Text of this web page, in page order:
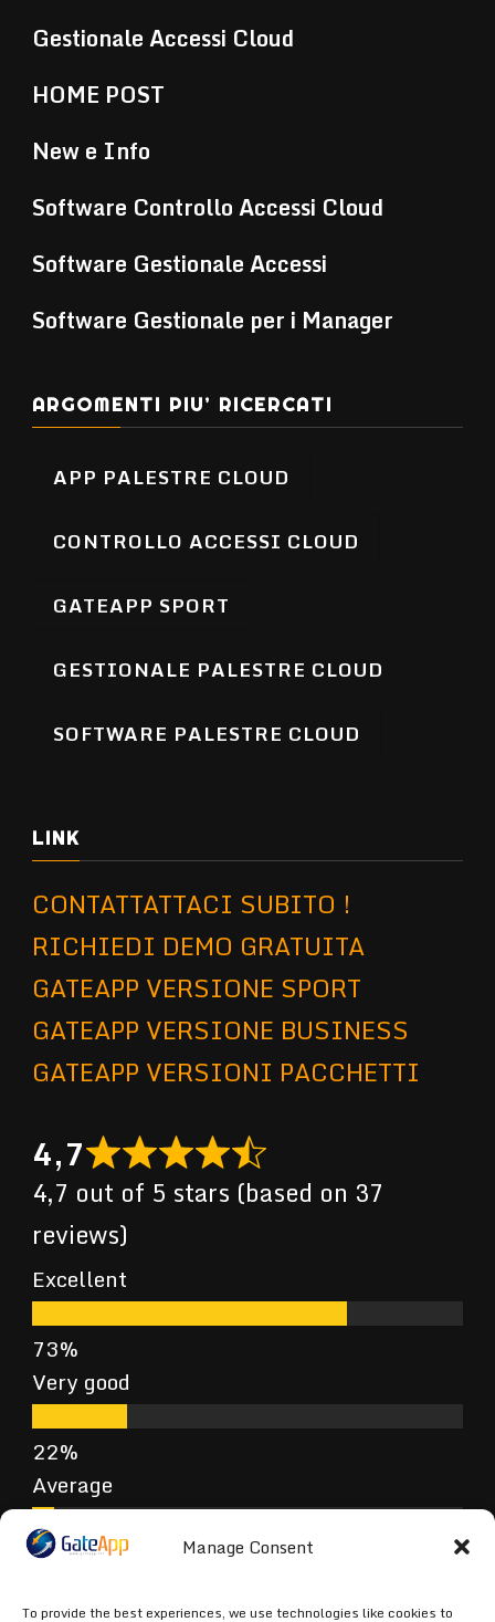
Manage Consent
To provide the best experiences, we use technologies like cookies to
Gestionale Accessi Cloud
HOME POST
New e Info
Software Controllo Accessi Cloud
Software Gestionale Accessi
Software Gestionale per i Manager
ARGOMENTI PIU’ RICERCATI
APP PALESTRE CLOUD
CONTROLLO ACCESSI CLOUD
GATEAPP SPORT
GESTIONALE PALESTRE CLOUD
SOFTWARE PALESTRE CLOUD
LINK
CONTATTATTACI SUBITO !
RICHIEDI DEMO GRATUITA
GATEAPP VERSIONE SPORT
GATEAPP VERSIONE BUSINESS
GATEAPP VERSIONI PACCHETTI
4,7
4,7 out of 5 stars (based on 37
reviews)
Excellent
Very good
Average